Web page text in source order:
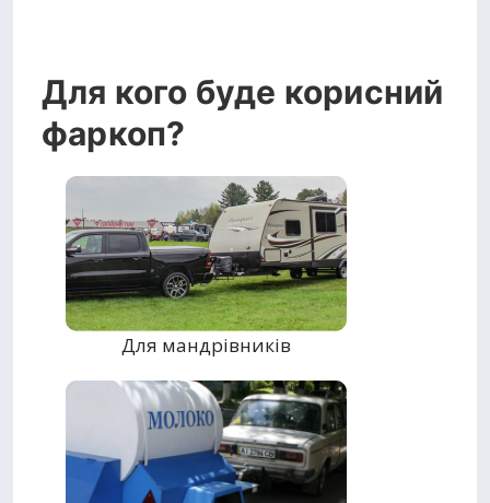
Для кого буде корисний
фаркоп?
Для мандрівників